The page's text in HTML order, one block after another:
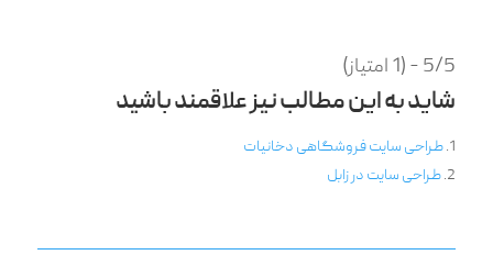
5/5 - (1 امتیاز)
شاید به این مطالب نیز علاقمند باشید
طراحی سایت فروشگاهی دخانیات
طراحی سایت در زابل